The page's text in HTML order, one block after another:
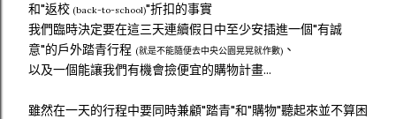
和"返校 (back-to-school)"折扣的事實
我們臨時決定要在這三天連續假日中至少安插進一個"有誠
意"的戶外踏青行程 (就是不能隨便去中央公園晃晃就作數) 、
以及一個能讓我們有機會撿便宜的購物計畫...
雖然在一天的行程中要同時兼顧"踏青"和"購物"聽起來並不算困